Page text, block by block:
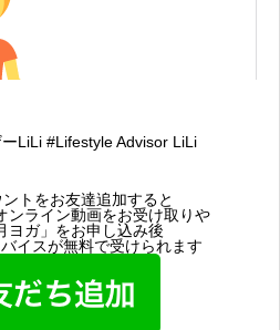
LiLi #Lifestyle Advisor LiLi
トをお友達追加すると
ンライン動画をお受け取りや
ヨガ」をお申し込み後
イスが無料で受けられます